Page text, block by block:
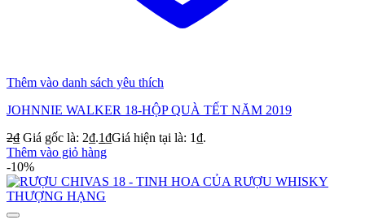
Thêm vào danh sách yêu thích
JOHNNIE WALKER 18-HỘP QUÀ TẾT NĂM 2019
2₫ Giá gốc là: 2₫.1₫Giá hiện tại là: 1₫.
Thêm vào giỏ hàng
-10%